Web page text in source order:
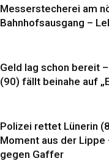
Messerstecherei am
Bahnhofsausgang –
Geld lag schon bereit
(90) fällt beinahe auf
Polizei rettet Lünerin
Moment aus der Lippe
gegen Gaffer